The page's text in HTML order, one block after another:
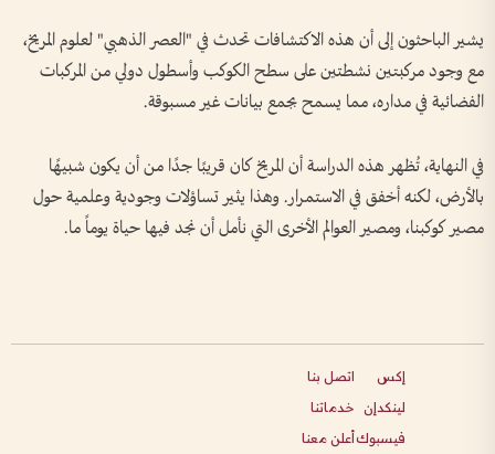
يشير الباحثون إلى أن هذه الاكتشافات تحدث في "العصر الذهبي" لعلوم المريخ،
مع وجود مركبتين نشطتين على سطح الكوكب وأسطول دولي من المركبات
الفضائية في مداره، مما يسمح بجمع بيانات غير مسبوقة.
في النهاية، تُظهر هذه الدراسة أن المريخ كان قريبًا جدًا من أن يكون شبيهًا
بالأرض، لكنه أخفق في الاستمرار. وهذا يثير تساؤلات وجودية وعلمية حول
مصير كوكبنا، ومصير العوالم الأخرى التي نأمل أن نجد فيها حياة يوماً ما.
إكس
لينكدإن
فيسبوك
اتصل بنا
خدماتنا
أعلن معنا